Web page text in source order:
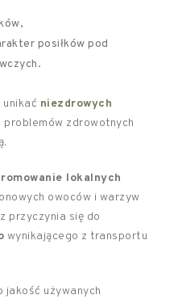
posiłków pod
niezdrowych
problemów zdrowotnych
lokalnych
owoców i warzyw
przyczynia się do
wynikającego z transportu
jakość używanych